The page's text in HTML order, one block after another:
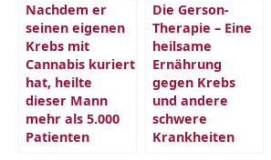
Nachdem er
seinen eigenen
Krebs mit
Cannabis kuriert
hat, heilte
dieser Mann
mehr als 5.000
Patienten
Die Gerson-
Therapie – Eine
heilsame
Ernährung
gegen Krebs
und andere
schwere
Krankheiten